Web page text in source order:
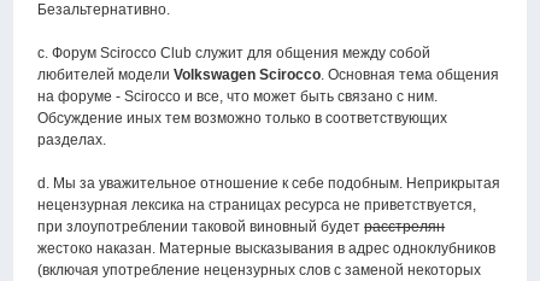
Безальтернативно.
c. Форум Scirocco Club служит для общения между собой
любителей моделиVolkswagen Scirocco. Основная тема общения
на форуме - Scirocco и все, что может быть связано с ним.
Обсуждение иных тем возможно только в соответствующих
разделах.
d. Мы за уважительное отношение к себе подобным. Неприкрытая
нецензурная лексика на страницах ресурса не приветствуется,
при злоупотреблении таковой виновный будетрасстрелян
жестоко наказан. Матерные высказывания в адрес одноклубников
(включая употребление нецензурных слов с заменой некоторых